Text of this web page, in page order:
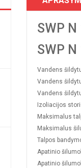
SWP
SWP
Vandens
Vandens
Vandens
Izoliacijos
Maksimalus
Maksimalus
Talpos
Apatinio
Apatinio